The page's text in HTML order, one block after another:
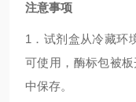
注意事项
1．试剂盒从冷藏环
可使用，酶标包被
中保存。